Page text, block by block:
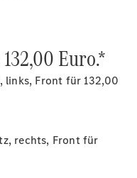
Euro.*
links, Front für 132,00
rechts, Front für